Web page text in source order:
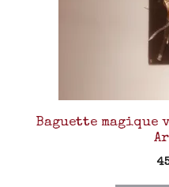
Baguette magique